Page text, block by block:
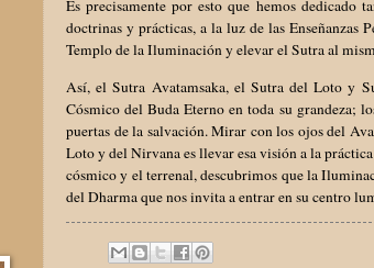
Es precisamente por esto que hemos dedicado
doctrinas y prácticas, a la luz de las Enseñanzas
Templo de la Iluminación y elevar el Sutra al
Así, el Sutra Avatamsaka, el Sutra del Loto y
Cósmico del Buda Eterno en toda su grandeza;
puertas de la salvación. Mirar con los ojos del
Loto y del Nirvana es llevar esa visión a la
cósmico y el terrenal, descubrimos que la
del Dharma que nos invita a entrar en su centro